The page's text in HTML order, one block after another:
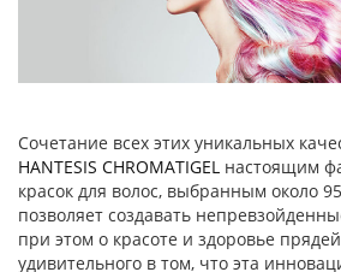
Сочетание всех этих уникальных
HANTESIS CHROMATIGEL настоящим
красок для волос, выбранным около
позволяет создавать
при этом о красоте и здоровье
удивительного в том, что эта